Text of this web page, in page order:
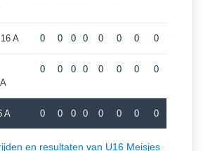
A 0 0 0 0 0 0 0 0
0 0 0 0 0 0 0 0
A 0 0 0 0 0 0 0 0
en resultaten van U16 Meisjes